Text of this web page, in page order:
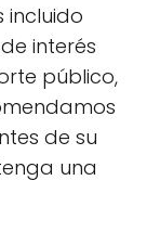
incluido
interés
público,
de su
una